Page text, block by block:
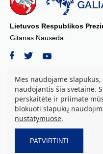
Lietuvos Respublikos
Gitanas Nausėda
© 2026 Lietuvos Respublikos
Visos teisės saugomos.
S. Daukanto a. 3, LT-01122
aurika.grozova@prezidentas.lt
Duomenys kaupiami ir saugomi
asmens kodas: 188609016
Mes naudojame
naudojantis šia svetaine.
perskaitėte ir priimate
blokuoti slapukų
nustatymuose.
PATVIRTINTI